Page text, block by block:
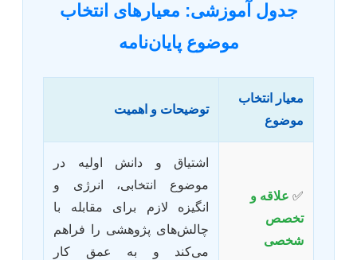
جدول آموزشی: معیارهای انتخاب
موضوع پایان‌نامه
معیار انتخاب
موضوع
توضیحات و اهمیت
✅ علاقه و
تخصص
شخصی
اشتیاق و دانش اولیه در
موضوع انتخابی، انرژی و
انگیزه لازم برای مقابله با
چالش‌های پژوهشی را فراهم
می‌کند و به عمق کار